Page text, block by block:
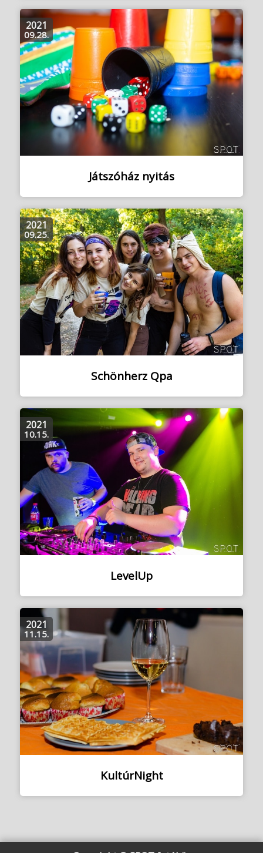
Játszóház nyitás
2021
09.28.
Schönherz Qpa
2021
09.25.
LevelUp
2021
10.15.
KultúrNight
2021
11.15.